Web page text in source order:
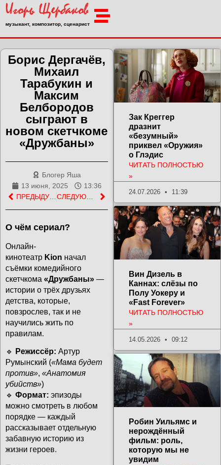
музыкант, композитор, сценарист
Борис Дергачёв,
Михаил
Тарабукин и
Максим
Белбородов
сыграют в
новом скетчкоме
«Дружбаны»
Блогер Яша
13 июня, 2025
13:36
О чём сериал?
Онлайн-
кинотеатр Kion начал
съёмки комедийного
скетчкома «Дружбаны» —
истории о трёх друзьях
детства, которые,
повзрослев, так и не
научились жить по
правилам.
🔹 Режиссёр: Артур
Румынский («Мама будет
против», «Анатомия
убийств»)
🔹 Формат: эпизоды
можно смотреть в любом
порядке — каждый
рассказывает отдельную
забавную историю из
жизни героев.
Зак Креггер
дразнит
«безумный»
приквел «Оружия»
о Глэдис
ЧИТАТЬ ПОЛНОСТЬЮ
»
24.07.2026 11:39
Вин Дизель в
Каннах: слёзы по
Полу Уокеру и
«Fast Forever»
ЧИТАТЬ ПОЛНОСТЬЮ
»
14.05.2026 09:12
Робин Уильямс и
нерождённый
фильм: роль,
которую мы не
увидим